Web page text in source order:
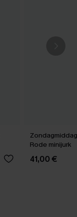
Rode minijurk
41,00 €